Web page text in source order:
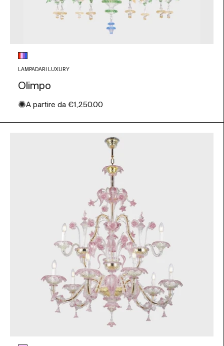
Colore vetro
Multicolore
LAMPADARI LUXURY
Olimpo
✺Prezzo scontato
A partire da €1,250.00